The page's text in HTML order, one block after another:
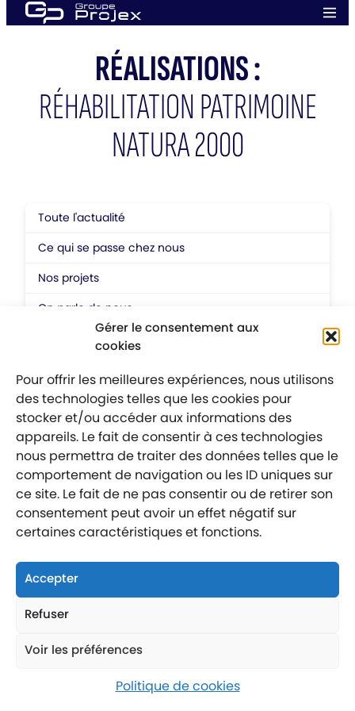
Gérer le consentement aux
cookies
Pour offrir les meilleures expériences, nous utilisons
des technologies telles que les cookies pour
stocker et/ou accéder aux informations des
appareils. Le fait de consentir à ces technologies
nous permettra de traiter des données telles que le
comportement de navigation ou les ID uniques sur
ce site. Le fait de ne pas consentir ou de retirer son
consentement peut avoir un effet négatif sur
certaines caractéristiques et fonctions.
Accepter
Refuser
Voir les préférences
Politique de cookies
Aller
au
RÉALISATIONS :
RÉHABILITATION PATRIMOINE
NATURA 2000
Toute l'actualité
Ce qui se passe chez nous
Nos projets
On parle de nous
Mentions légales
Labellisé entreprise engagée